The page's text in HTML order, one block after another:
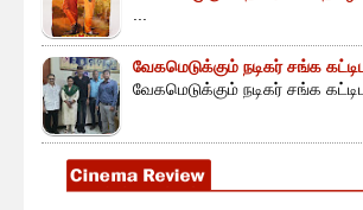
...
வேகமெடுக்கும் நடிகர் சங்க
வேகமெடுக்கும் நடிகர் சங்க